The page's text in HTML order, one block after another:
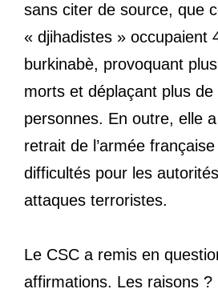
sans citer de source, que
« djihadistes » occupaient
burkinabè, provoquant
morts et déplaçant plus de
personnes. En outre, elle
retrait de l’armée
difficultés pour les
attaques terroristes.
Le CSC a remis en
affirmations. Les raisons